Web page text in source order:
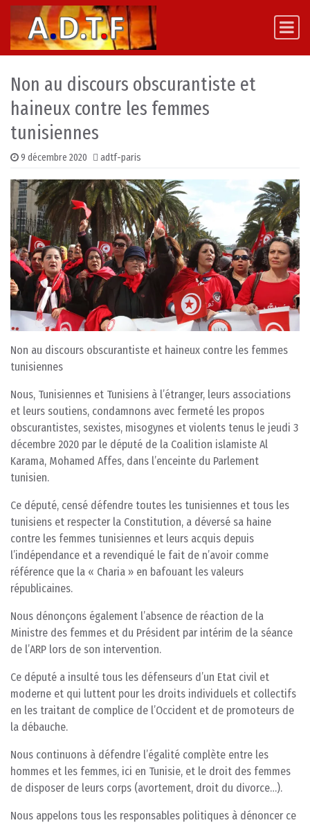
Skip to content
Main Navigation
Non au discours obscurantiste et
haineux contre les femmes
tunisiennes
9 décembre 2020 adtf-paris
Non au discours obscurantiste et haineux contre les femmes
tunisiennes
Nous, Tunisiennes et Tunisiens à l’étranger, leurs associations
et leurs soutiens, condamnons avec fermeté les propos
obscurantistes, sexistes, misogynes et violents tenus le jeudi 3
décembre 2020 par le député de la Coalition islamiste Al
Karama, Mohamed Affes, dans l’enceinte du Parlement
tunisien.
Ce député, censé défendre toutes les tunisiennes et tous les
tunisiens et respecter la Constitution, a déversé sa haine
contre les femmes tunisiennes et leurs acquis depuis
l’indépendance et a revendiqué le fait de n’avoir comme
référence que la « Charia » en bafouant les valeurs
républicaines.
Nous dénonçons également l’absence de réaction de la
Ministre des femmes et du Président par intérim de la séance
de l’ARP lors de son intervention.
Ce député a insulté tous les défenseurs d’un Etat civil et
moderne et qui luttent pour les droits individuels et collectifs
en les traitant de complice de l’Occident et de promoteurs de
la débauche.
Nous continuons à défendre l’égalité complète entre les
hommes et les femmes, ici en Tunisie, et le droit des femmes
de disposer de leurs corps (avortement, droit du divorce…).
Nous appelons tous les responsables politiques à dénoncer ce